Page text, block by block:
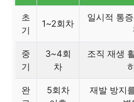
초
기
1~2회차
일시적 통
중
기
3~4회
차
조직 재생
완
5회차
재발 방지